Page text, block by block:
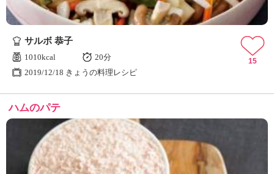
サルボ 恭子
1010kcal
20分
2019/12/18 きょうの料理レシピ
15
ハムのパテ